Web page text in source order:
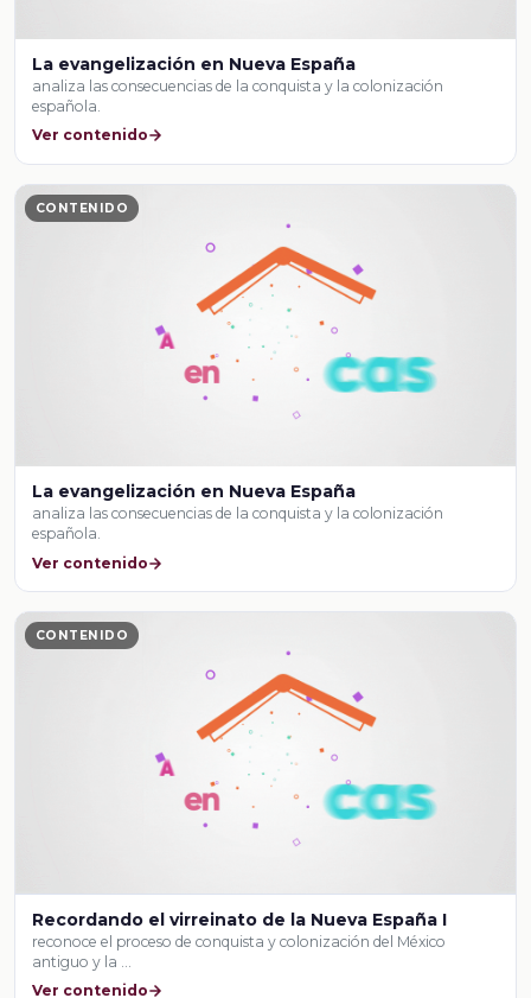
La evangelización en Nueva España
analiza las consecuencias de la conquista y la colonización
española.
Ver contenido
CONTENIDO
La evangelización en Nueva España
analiza las consecuencias de la conquista y la colonización
española.
Ver contenido
CONTENIDO
Recordando el virreinato de la Nueva España I
reconoce el proceso de conquista y colonización del México
antiguo y la …
Ver contenido